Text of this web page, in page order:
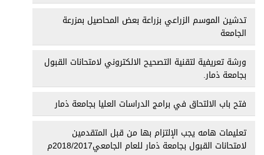
تدشين الموسم الزراعي بزراعة بعض المحاصيل بمزرعة
الجامعة
ورشة تعريفية لتقنية التصحيح الالكتروني لامتحانات القبول
بجامعة ذمار.
فتح باب الالتحاق في برامج الدراسات العليا بجامعة ذمار
تعليمات هامه يجب الإلتزام بها من قبل المتقدمين
لامتحانات القبول بجامعة ذمار للعام الجامعي2018/2017م